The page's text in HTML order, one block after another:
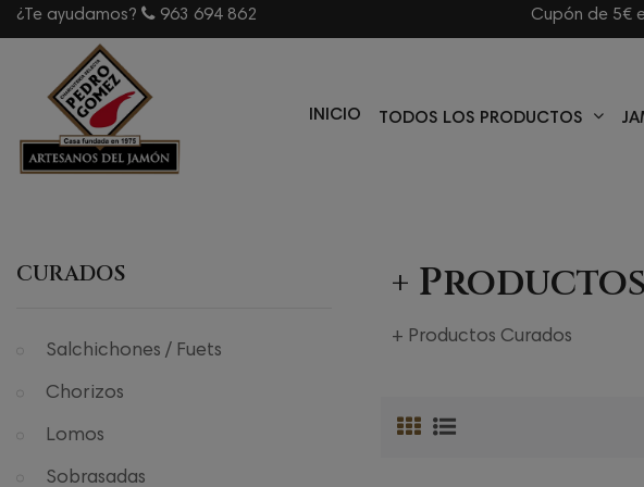
¿Te ayudamos? 963 694 862 Cupón de 5€
INICIO TODOS LOS PRODUCTOS
CURADOS
Salchichones / Fuets
Chorizos
Lomos
Sobrasadas
+ Productos
+ Productos Curados